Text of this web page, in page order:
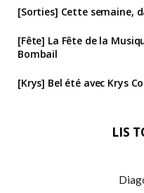
[Sorties] Cette semaine,
[Fête] La Fête de la
Bombail
[Krys] Bel été avec Krys
LIS